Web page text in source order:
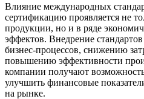
Влияние международных
сертификацию проявляется не
продукции, но и в ряде
эффектов. Внедрение
бизнес-процессов, снижению
повышению эффективности
компании получают
улучшить финансовые
на рынке.